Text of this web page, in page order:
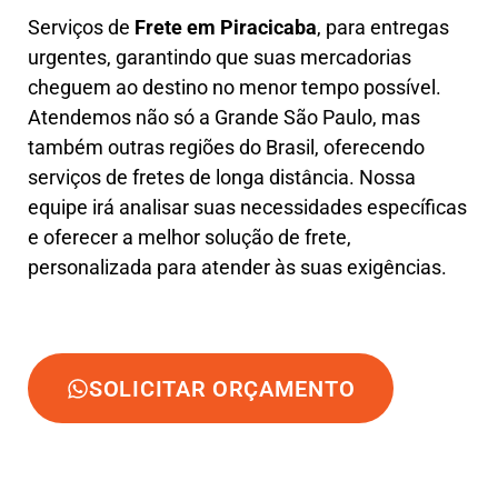
Serviços de Frete em Piracicaba, para entregas
urgentes, garantindo que suas mercadorias
cheguem ao destino no menor tempo possível.
Atendemos não só a Grande São Paulo, mas
também outras regiões do Brasil, oferecendo
serviços de fretes de longa distância. Nossa
equipe irá analisar suas necessidades específicas
e oferecer a melhor solução de frete,
personalizada para atender às suas exigências.
SOLICITAR ORÇAMENTO